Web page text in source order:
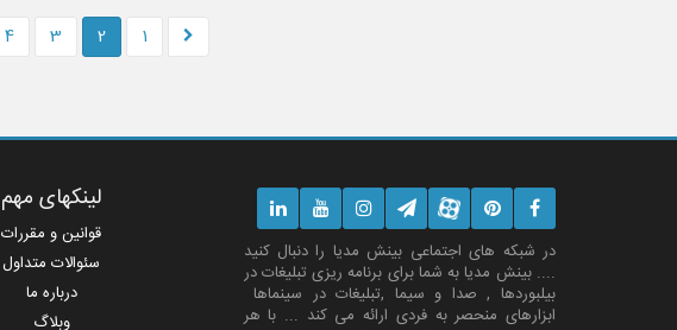
1
2
3
4
در شبکه های اجتماعی بینش مدیا را دنبال کنید
.... بینش مدیا به شما برای برنامه ریزی تبلیغات در
بیلبوردها , صدا و سیما ,تبلیغات در سینماها
ابزارهای منحصر به فردی ارائه می کند ... با هر
لینکهای مهم
قوانین و مقررات
سئوالات متداول
درباره ما
وبلاگ